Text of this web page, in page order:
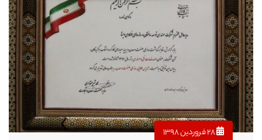
۲۸ فروردین ۱۳۹۸